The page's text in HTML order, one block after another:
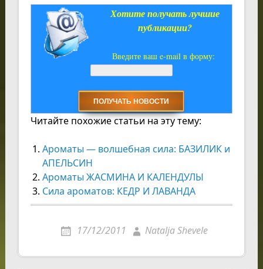
Хотите получать лучшие
публикации?
Введите ваш e-mail в форму:
Читайте похожие статьи на эту тему:
Ароматы — волшебная сила: БАЗИЛИК и
АПЕЛЬСИН
Ароматы ЖАСМИНА И КАЛЕНДУЛЫ
Сила ароматов: КЕДР И ЛАВАНДА
17/12/2011 Natalja Shevele